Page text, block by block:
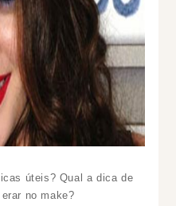
úteis? Qual a dica de
no make?